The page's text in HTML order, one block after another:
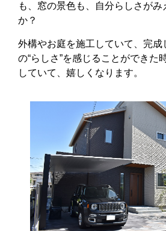
も、窓の景色も、自分らしさが
か？
外構やお庭を施工していて、完成
の“らしさ”を感じることができた
していて、嬉しくなります。